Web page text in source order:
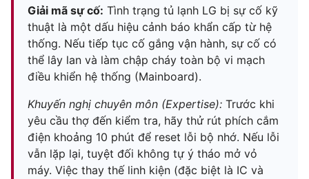
Giải mã sự cố: Tình trạng tủ lạnh LG bị sự cố kỹ
thuật là một dấu hiệu cảnh báo khẩn cấp từ hệ
thống. Nếu tiếp tục cố gắng vận hành, sự cố có
thể lây lan và làm chập cháy toàn bộ vi mạch
điều khiển hệ thống (Mainboard).
Khuyến nghị chuyên môn (Expertise): Trước khi
yêu cầu thợ đến kiểm tra, hãy thử rút phích cắm
điện khoảng 10 phút để reset lỗi bộ nhớ. Nếu lỗi
vẫn lặp lại, tuyệt đối không tự ý tháo mở vỏ
máy. Việc thay thế linh kiện (đặc biệt là IC và